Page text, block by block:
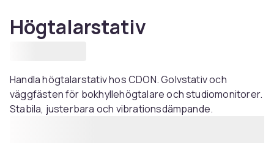
Högtalarstativ
Handla högtalarstativ hos CDON. Golvstativ och
väggfästen för bokhyllehögtalare och studiomonitorer.
Stabila, justerbara och vibrationsdämpande.